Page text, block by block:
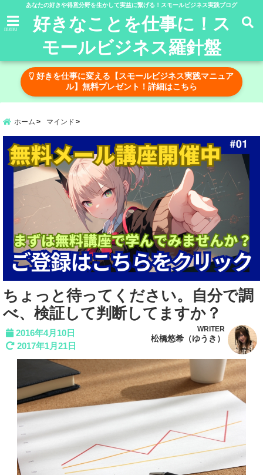
あなたの好きや得意分野を生かして実益に繋げる！スモールビジネス実践ブログ
menu
好きなことを仕事に！ス
モールビジネス羅針盤
好きを仕事に変える【スモールビジネス実践マニュア
ル】無料プレゼント！詳細はこちら
ホーム マインド
ちょっと待ってください。自分で調
べ、検証して判断してますか？
2016年4月10日
2017年1月21日
WRITER
松橋悠希（ゆうき）